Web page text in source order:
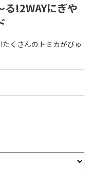
る!2WAYにぎや
くさんのトミカがびゅ